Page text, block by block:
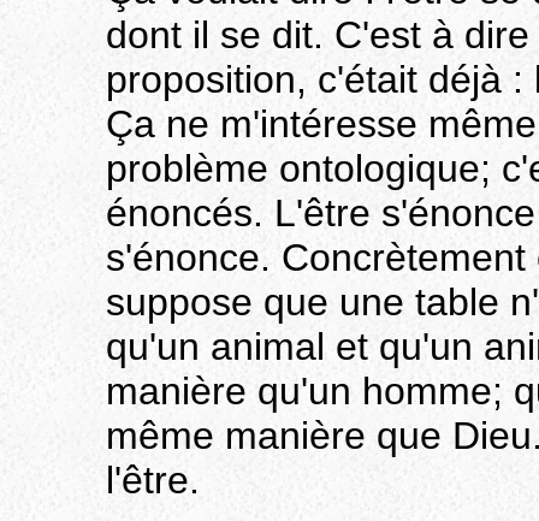
dont il se dit. C'est à
proposition, c'était déjà
Ça ne m'intéresse
problème ontologique;
énoncés. L'être
s'énonce.
suppose que une table
qu'un animal et qu'un
manière qu'un homme;
même manière que
l'être.